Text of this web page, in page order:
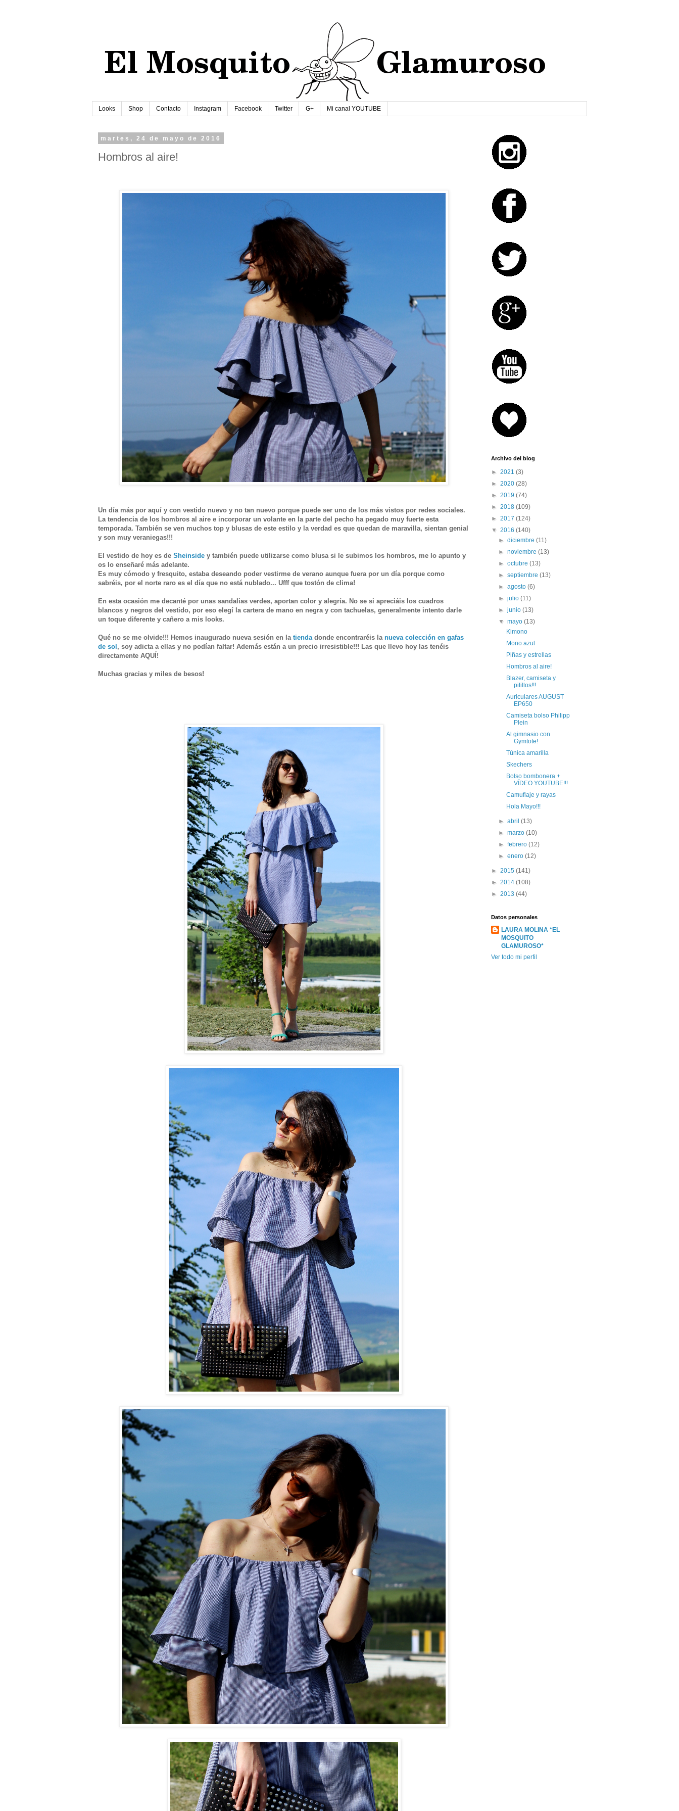
Looks Shop Contacto Instagram Facebook Twitter G+ Mi canal YOUTUBE
martes, 24 de mayo de 2016
Hombros al aire!
Un día más por aquí y con vestido nuevo y no tan nuevo porque puede ser uno de los más vistos por redes sociales.
La tendencia de los hombros al aire e incorporar un volante en la parte del pecho ha pegado muy fuerte esta
temporada. También se ven muchos top y blusas de este estilo y la verdad es que quedan de maravilla, sientan genial
y son muy veraniegas!!!
El vestido de hoy es de Sheinside y también puede utilizarse como blusa si le subimos los hombros, me lo apunto y
os lo enseñaré más adelante.
Es muy cómodo y fresquito, estaba deseando poder vestirme de verano aunque fuera por un día porque como
sabréis, por el norte raro es el día que no está nublado... Ufff que tostón de clima!
En esta ocasión me decanté por unas sandalias verdes, aportan color y alegría. No se si apreciáis los cuadros
blancos y negros del vestido, por eso elegí la cartera de mano en negra y con tachuelas, generalmente intento darle
un toque diferente y cañero a mis looks.
Qué no se me olvide!!! Hemos inaugurado nueva sesión en la tiendadonde encontraréis la nueva colección en gafas
de sol , soy adicta a ellas y no podían faltar! Además están a un precio irresistible!!! Las que llevo hoy las tenéis
directamente AQUÍ!
Muchas gracias y miles de besos!
Archivo del blog
► 2021 (3)
► 2020 (28)
► 2019 (74)
► 2018 (109)
► 2017 (124)
▼ 2016 (140)
►diciembre(11)
►noviembre(13)
►octubre(13)
►septiembre(13)
►agosto(6)
►julio(11)
►junio(13)
▼mayo(13)
Kimono
Mono azul
Piñas y estrellas
Hombros al aire!
Blazer, camiseta y
pitillos!!!
Auriculares AUGUST
EP650
Camiseta bolso Philipp
Plein
Al gimnasio con
Gymtote!
Túnica amarilla
Skechers
Bolso bombonera +
VÍDEO YOUTUBE!!!
Camuflaje y rayas
Hola Mayo!!!
►abril(13)
►marzo(10)
►febrero(12)
►enero(12)
► 2015 (141)
► 2014 (108)
► 2013 (44)
Datos personales
LAURA MOLINA *EL
MOSQUITO
GLAMUROSO*
Ver todo mi perfil